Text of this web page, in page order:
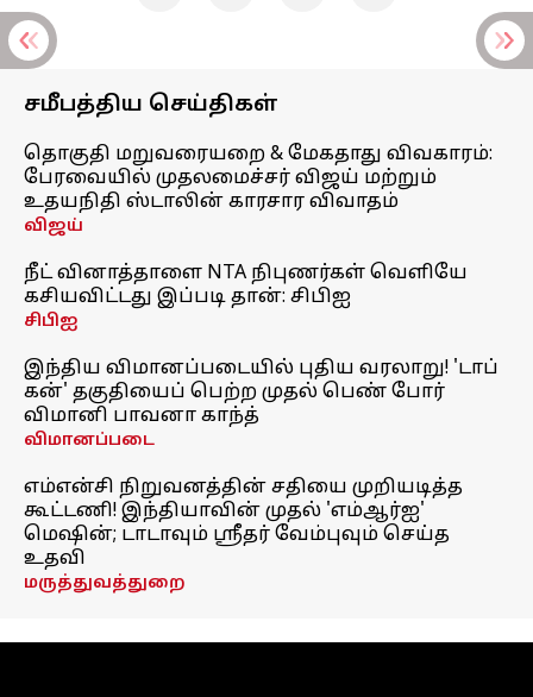
சமீபத்திய செய்திகள்
தொகுதி மறுவரையறை & மேகதாது விவகாரம்:
பேரவையில் முதலமைச்சர் விஜய் மற்றும்
உதயநிதி ஸ்டாலின் காரசார விவாதம்
விஜய்
நீட் வினாத்தாளை NTA நிபுணர்கள் வெளியே
கசியவிட்டது இப்படி தான்: சிபிஐ
சிபிஐ
இந்திய விமானப்படையில் புதிய வரலாறு! 'டாப்
கன்' தகுதியைப் பெற்ற முதல் பெண் போர்
விமானி பாவனா காந்த்
விமானப்படை
எம்என்சி நிறுவனத்தின் சதியை முறியடித்த
கூட்டணி! இந்தியாவின் முதல் 'எம்ஆர்ஐ'
மெஷின்; டாடாவும் ஸ்ரீதர் வேம்புவும் செய்த
உதவி
மருத்துவத்துறை